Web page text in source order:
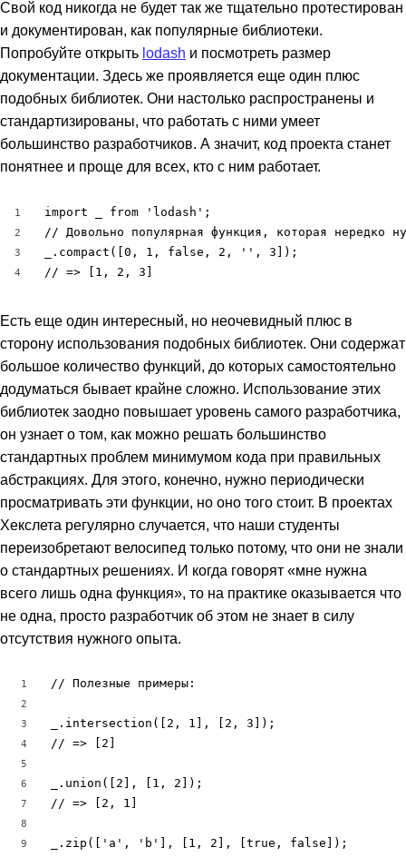
Свой код никогда не будет так же тщательно протестирован
и документирован, как популярные библиотеки.
Попробуйте открыть lodash и посмотреть размер
документации. Здесь же проявляется еще один плюс
подобных библиотек. Они настолько распространены и
стандартизированы, что работать с ними умеет
большинство разработчиков. А значит, код проекта станет
понятнее и проще для всех, кто с ним работает.
1
2
3
4
import _ from 'lodash';
// Довольно популярная функция, которая нередко
_.compact([0, 1, false, 2, '', 3]);
// => [1, 2, 3]
Есть еще один интересный, но неочевидный плюс в
сторону использования подобных библиотек. Они содержат
большое количество функций, до которых самостоятельно
додуматься бывает крайне сложно. Использование этих
библиотек заодно повышает уровень самого разработчика,
он узнает о том, как можно решать большинство
стандартных проблем минимумом кода при правильных
абстракциях. Для этого, конечно, нужно периодически
просматривать эти функции, но оно того стоит. В проектах
Хекслета регулярно случается, что наши студенты
переизобретают велосипед только потому, что они не знали
о стандартных решениях. И когда говорят «мне нужна
всего лишь одна функция», то на практике оказывается что
не одна, просто разработчик об этом не знает в силу
отсутствия нужного опыта.
1
2
3
4
5
6
7
8
9
// Полезные примеры:
_.intersection([2, 1], [2, 3]);
// => [2]
_.union([2], [1, 2]);
// => [2, 1]
_.zip(['a', 'b'], [1, 2], [true, false]);